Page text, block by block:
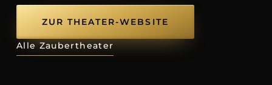
ZUR THEATER-WEBSITE
Alle Zaubertheater